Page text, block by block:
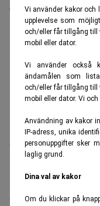
Vi använder kakor och
upplevelse som
och/eller får tillgång till
mobil eller dator.
Vi använder också
ändamålen som
och/eller får tillgång till
mobil eller dator. Vi och
Användning av kakor
IP-adress, unika
personuppgifter sker
laglig grund.
Dina val av kakor
Om du klickar på
det är ju också därför
till några fällande
(professor i
borde ha stannat vid
åtgärd att stänga
betingat.
På vilket sätt var det
HQ:s tillstånd?
–
ut en bank som inte
Martin Andersson
generaldirektör för